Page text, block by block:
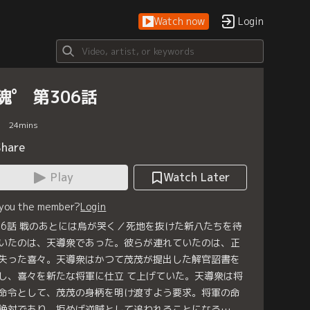
Watch now Login
゜ 第306話
24mins
Play
Watch Later
the member?Login
話 戦のあとには烏が哭く／死地を抜けた新八たちを待
たのは、天導衆であった。彼らが連れていたのは、正
った喜々。天導衆はかつて茂茂が提出した解官詔書を
、喜々を新たな将軍に仕立 て上げていた。天導衆は将
令として、茂茂の身柄を明け渡すよう要求。将軍の命